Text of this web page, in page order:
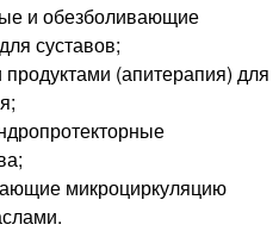
и обезболивающие
суставов;
(апитерапия) для
микроциркуляцию